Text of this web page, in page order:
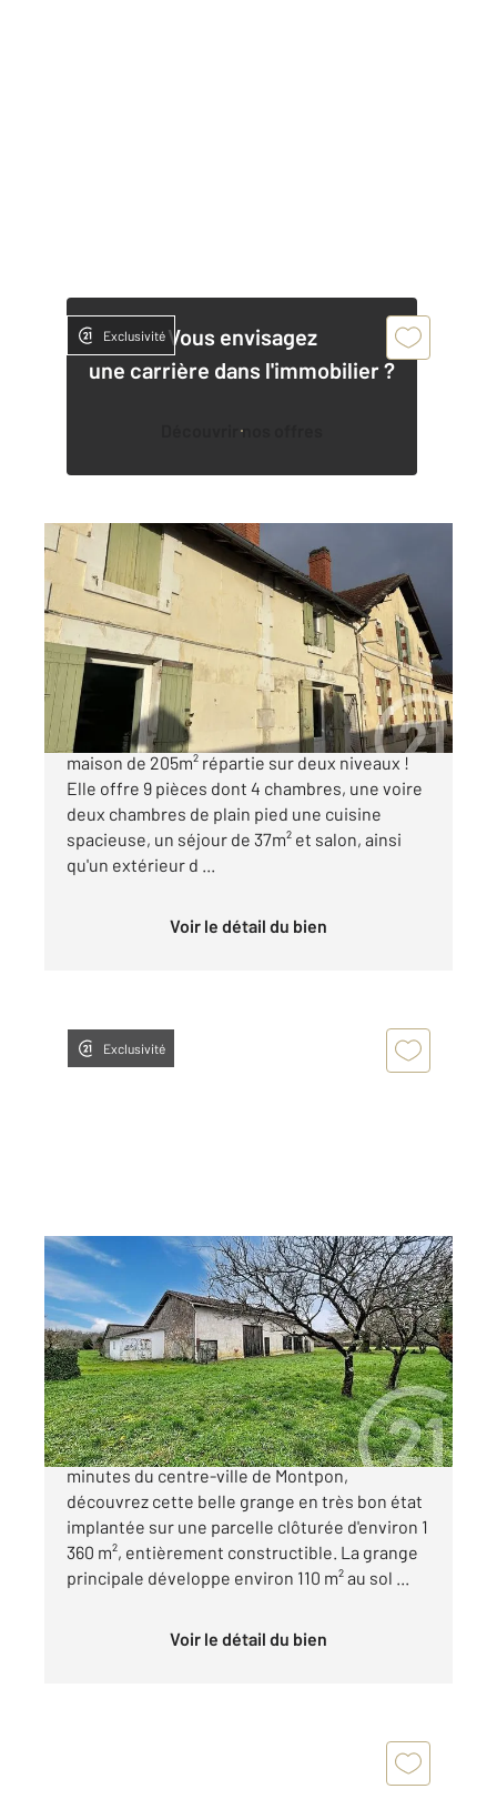
Vous envisagez
une carrière dans l'immobilier ?
Découvrir nos offres
Exclusivité
MONTPON MENESTEROL 24
205 m
, 9 pièces
Ref : 9947
Maison à vendre
113 000 €
À vendre à MontponMénestérol (24700),
maison de 205m² répartie sur deux niveaux !
Elle offre 9 pièces dont 4 chambres, une voire
deux chambres de plain pied une cuisine
spacieuse, un séjour de 37m² et salon, ainsi
qu'un extérieur d ...
Voir le détail du bien
Exclusivité
MONTPON MENESTEROL 24
0 m2 , 7 pièces
Ref : 10820
Maison à vendre
60 000 €
EN EXCLUSIVITE : Située à seulement 10
minutes du centre-ville de Montpon,
découvrez cette belle grange en très bon état
implantée sur une parcelle clôturée d'environ 1
360 m², entièrement constructible. La grange
principale développe environ 110 m² au sol ...
Voir le détail du bien